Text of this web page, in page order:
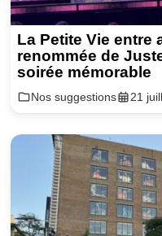
La Petite Vie entre
renommée de
soirée mémorable
Nos suggestions 21